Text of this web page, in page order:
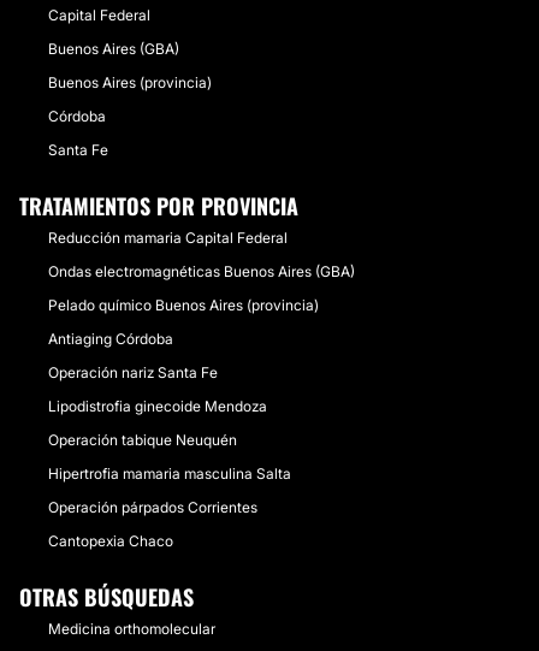
Capital Federal
Buenos Aires (GBA)
Buenos Aires (provincia)
Córdoba
Santa Fe
TRATAMIENTOS POR PROVINCIA
Reducción mamaria Capital Federal
Ondas electromagnéticas Buenos Aires (GBA)
Pelado químico Buenos Aires (provincia)
Antiaging Córdoba
Operación nariz Santa Fe
Lipodistrofia ginecoide Mendoza
Operación tabique Neuquén
Hipertrofia mamaria masculina Salta
Operación párpados Corrientes
Cantopexia Chaco
OTRAS BÚSQUEDAS
Medicina orthomolecular